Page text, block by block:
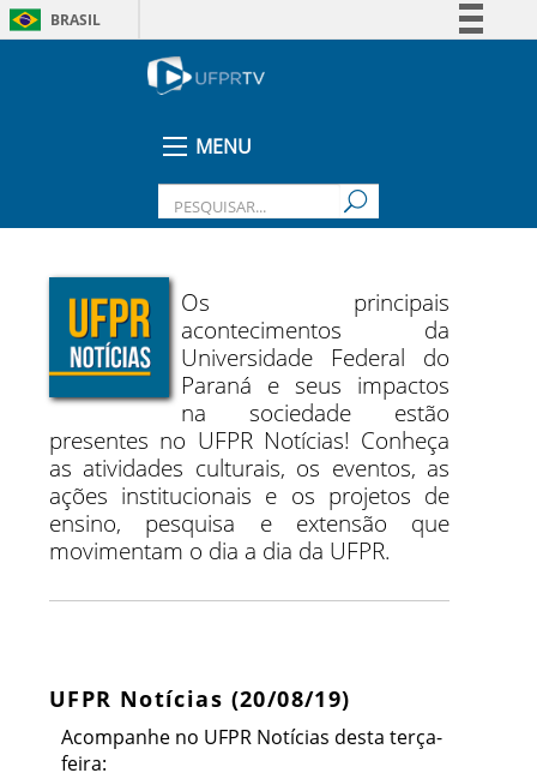
BRASIL
Legislação
MENU
Os principais
acontecimentos da
Universidade Federal do
Paraná e seus impactos
na sociedade estão
presentes no UFPR Notícias! Conheça
as atividades culturais, os eventos, as
ações institucionais e os projetos de
ensino, pesquisa e extensão que
movimentam o dia a dia da UFPR.
UFPR Notícias (20/08/19)
Acompanhe no UFPR Notícias desta terça-
feira: